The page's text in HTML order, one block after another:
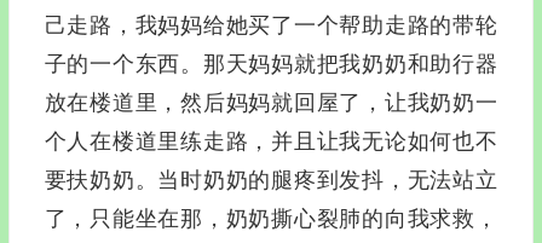
己走路，我妈妈给她买了一个帮助走路的带轮
子的一个东西。那天妈妈就把我奶奶和助行器
放在楼道里，然后妈妈就回屋了，让我奶奶一
个人在楼道里练走路，并且让我无论如何也不
要扶奶奶。当时奶奶的腿疼到发抖，无法站立
了，只能坐在那，奶奶撕心裂肺的向我求救，